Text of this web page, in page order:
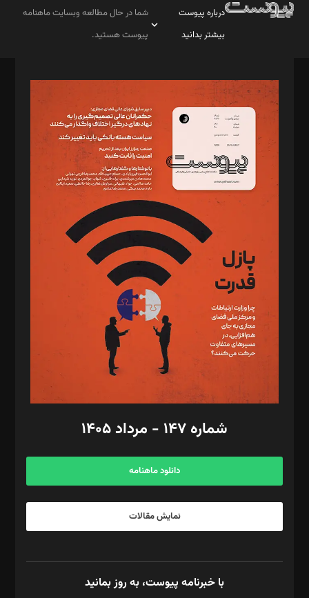
درباره پیوست
بیشتر بدانید
شما در حال مطالعه وبسایت ماهنامه
پیوست هستید.
مدیر مسئول: محمدباقر اثنی‌عشری
سردبیر: مهرک محمودی
دبیر تحریریه: میثم قاسمی
د‌بیر ناداستان: سمانه سمیع
د‌بیر خدمت و تجارت: ابوالفضل رجبی
د‌بیر حقوق فناوری: حسام‌الدین ایپکچی
د‌بیر پیوست جهان: مینا پاکدل
د‌بیر تحریریه آنلاین: بابک نقاش
تحریریه‌: مجتبی محمود‌ی، آرش برهمند، یسنا امان‌پور، سروش کرمیان،
مصطفی مسجدی آرانی، ابوالفضل رجبی، زهرا فکرانه، فائزه فتحی
رستمی،مصطفی باستان
ویرایش: نگار استاد‌‌آقا
طراح یونیفرم: مجید توکلی
فیلمبرداری و عکاسی: امیر شفیعی، مانی لطفی زاده
گرافیک و صفحه‌آرایی: سید‌سبحان‌علی ثابت
مد‌یر توسعه تجاری: کامبیز برید‌
امور مالی: شاپور رهبری، محمد‌ کاظمی‌نیا
آگهی و مشترکین: ۰۹۱۹۹۹۹۰۴۵۴
شماره ۱۴۷ - مرداد ۱۴۰۵
دانلود ماهنامه
نمایش مقالات
با خبرنامه پیوست، به روز بمانید